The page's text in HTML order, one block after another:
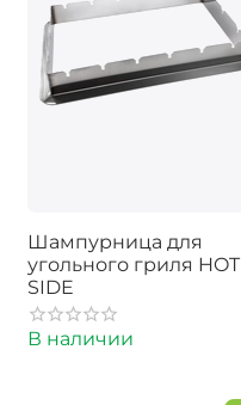
Шампурница для
угольного гриля HOT
SIDE
В наличии